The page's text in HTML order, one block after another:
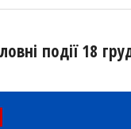
події 18